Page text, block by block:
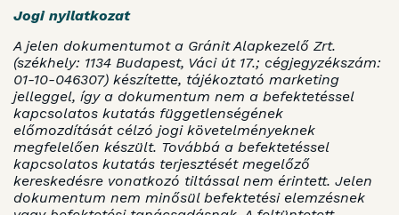
Jogi nyilatkozat
A jelen dokumentumot a Gránit Alapkezelő Zrt.
(székhely: 1134 Budapest, Váci út 17.; cégjegyzékszám:
01-10-046307) készítette, tájékoztató marketing
jelleggel, így a dokumentum nem a befektetéssel
kapcsolatos kutatás függetlenségének
előmozdítását célzó jogi követelményeknek
megfelelően készült. Továbbá a befektetéssel
kapcsolatos kutatás terjesztését megelőző
kereskedésre vonatkozó tiltással nem érintett. Jelen
dokumentum nem minősül befektetési elemzésnek